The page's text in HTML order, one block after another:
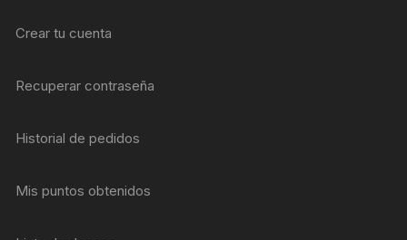
Crear tu cuenta
Recuperar contraseña
Historial de pedidos
Mis puntos obtenidos